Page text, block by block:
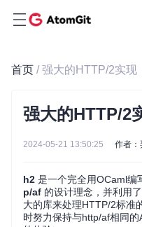
首页 / 强大的HTTP/2实现
强大的HTTP/2
2024-05-21 13:50:25 作者：
h2 是一个完全用OCaml编
p/af 的设计理念，并利用了
大的库来处理HTTP/2标准
时努力保持与http/af相同